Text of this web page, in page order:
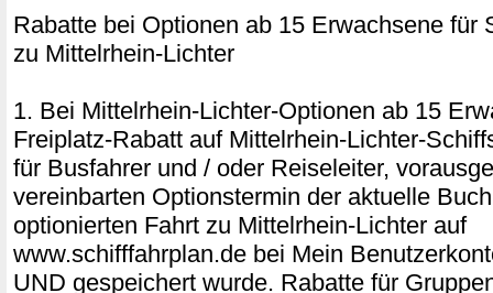
Rabatte bei Optionen ab 15 Erwachsene für
zu Mittelrhein-Lichter
1. Bei Mittelrhein-Lichter-Optionen ab 15
Freiplatz-Rabatt auf Mittelrhein-Lichter-
für Busfahrer und / oder Reiseleiter,
vereinbarten Optionstermin der aktuelle
optionierten Fahrt zu Mittelrhein-Lichter auf
www.schifffahrplan.de bei Mein
UND gespeichert wurde. Rabatte für